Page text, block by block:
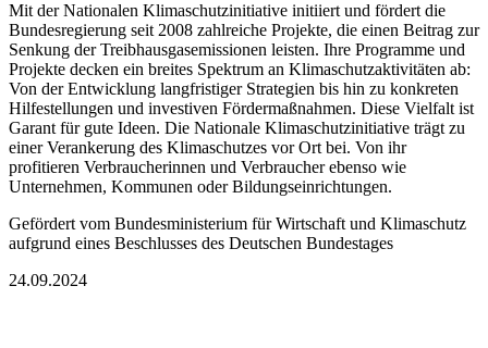
Mit der Nationalen Klimaschutzinitiative initiiert und fördert die
Bundesregierung seit 2008 zahlreiche Projekte, die einen Beitrag zur
Senkung der Treibhausgasemissionen leisten. Ihre Programme und
Projekte decken ein breites Spektrum an Klimaschutzaktivi­täten ab:
Von der Entwicklung langfristiger Strategien bis hin zu konkreten
Hilfestellun­gen und investiven Fördermaßnahmen. Diese Vielfalt ist
Garant für gute Ideen. Die Nati­onale Klimaschutzinitiative trägt zu
einer Verankerung des Klimaschutzes vor Ort bei. Von ihr
profitieren Verbraucherinnen und Verbraucher ebenso wie
Unternehmen, Kom­munen oder Bildungseinrichtungen.
Gefördert vom Bundesministerium für Wirtschaft und Klima­schutz
aufgrund eines Beschlusses des Deutschen Bundestages
24.09.2024